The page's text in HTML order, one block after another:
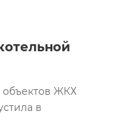
объектов ЖКХ
в